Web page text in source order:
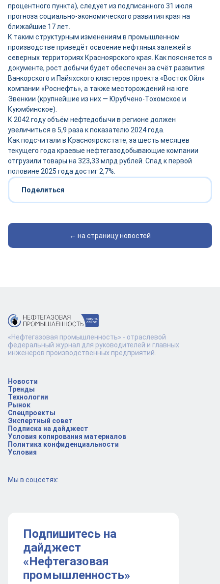
процентного пункта), следует из подписанного 31 июля
прогноза социально-экономического развития края на
ближайшие 17 лет.
К таким структурным изменениям в промышленном
производстве приведёт освоение нефтяных залежей в
северных территориях Красноярского края. Как поясняется в
документе, рост добычи будет обеспечен за счёт развития
Ванкорского и Пайяхского кластеров проекта «Восток Ойл»
компании «Роснефть», а также месторождений на юге
Эвенкии (крупнейшие из них — Юрубчено-Тохомское и
Куюмбинское).
К 2042 году объём нефтедобычи в регионе должен
увеличиться в 5,9 раза к показателю 2024 года.
Как подсчитали в Красноярскстате, за шесть месяцев
текущего года краевые нефтегазодобывающие компании
отгрузили товары на 323,33 млрд рублей. Спад к первой
половине 2025 года достиг 2,7%.
Поделиться
← на страницу новостей
Новости
Тренды
Технологии
Рынок
Спецпроекты
Экспертный совет
Подписка на дайджест
Условия копирования материалов
Политика конфиденциальности
Условия
Мы в соцсетях:
Подпишитесь на
дайджест
«Нефтегазовая
промышленность»
«Нефтегазовая промышленность» - отраслевой
федеральный журнал для руководителей и главных
инженеров производственных предприятий.